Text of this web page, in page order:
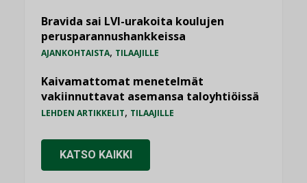
Bravida sai LVI-urakoita koulujen
perusparannushankkeissa
AJANKOHTAISTA, TILAAJILLE
Kaivamattomat menetelmät
vakiinnuttavat asemansa taloyhtiöissä
LEHDEN ARTIKKELIT, TILAAJILLE
KATSO KAIKKI